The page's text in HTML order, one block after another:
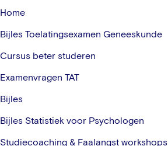
Home
Bijles Toelatingsexamen Geneeskunde
Cursus beter studeren
Examenvragen TAT
Bijles
Bijles Statistiek voor Psychologen
Studiecoaching & Faalangst workshops